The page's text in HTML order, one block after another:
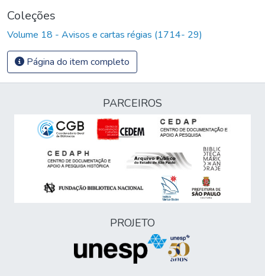
Coleções
Volume 18 - Avisos e cartas régias (1714- 29)
Página do item completo
PARCEIROS
PROJETO